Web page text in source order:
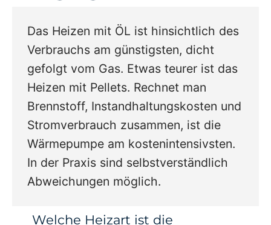
Das Heizen mit ÖL ist hinsichtlich des
Verbrauchs am günstigsten, dicht
gefolgt vom Gas. Etwas teurer ist das
Heizen mit Pellets. Rechnet man
Brennstoff, Instandhaltungskosten und
Stromverbrauch zusammen, ist die
Wärmepumpe am kostenintensivsten.
In der Praxis sind selbstverständlich
Abweichungen möglich.
Welche Heizart ist die